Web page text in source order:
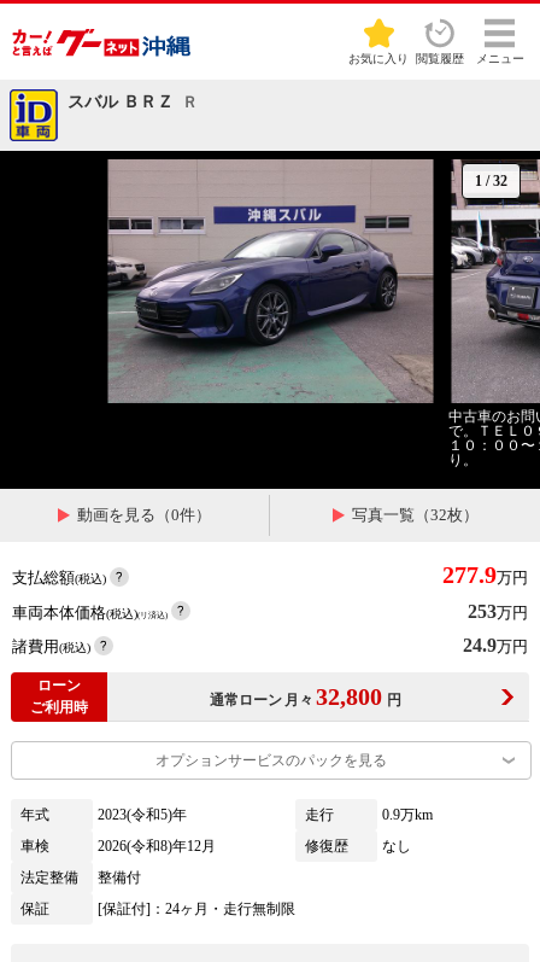
お気に入り 閲覧履歴 メニュー
スバル ＢＲＺ Ｒ
1 /32
中古車のお問
で。ＴＥＬ
１０：００
り。
動画を見る（0件） 写真一覧（32枚）
支払総額(税込) 277.9万円
車両本体価格(税込)(リ済込) 253万円
諸費用(税込) 24.9万円
ローン
ご利用時
通常ローン 月々 32,800 円
オプションサービスのパックを見る
年式 2023(令和5)年 走行
0.9万km
車検
2026(令和8)年12月 修復歴
なし
法定整備
整備付
保証
[保証付]：24ヶ月・走行無制限